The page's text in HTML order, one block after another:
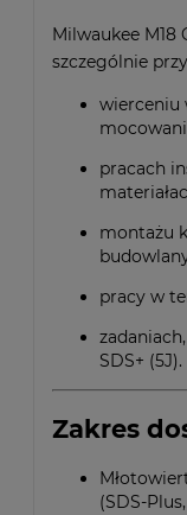
Milwaukee M18
szczególnie
wierceniu
pracach
montażu
pracy w
SDS+ (5J).
Zakres
(SDS-Plus,